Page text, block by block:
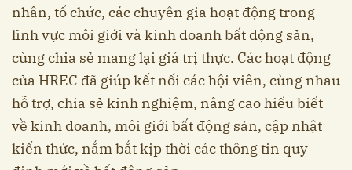
nhân, tổ chức, các chuyên gia hoạt động trong
lĩnh vực môi giới và kinh doanh bất động sản,
cùng chia sẻ mang lại giá trị thực. Các hoạt động
của HREC đã giúp kết nối các hội viên, cùng nhau
hỗ trợ, chia sẻ kinh nghiệm, nâng cao hiểu biết
về kinh doanh, môi giới bất động sản, cập nhật
kiến thức, nắm bắt kịp thời các thông tin quy